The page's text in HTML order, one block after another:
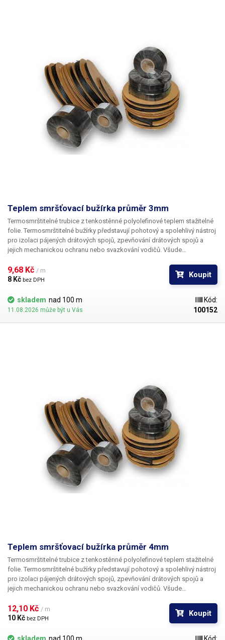
Teplem smršťovací bužírka průměr 3mm
Termosmrštitelné trubice z tenkostěnné polyolefinové teplem stažitelné
folie. Termosmrštitelné bužírky představují pohotový a spolehlivý nástroj
pro izolaci pájených drátových spojů, zpevňování drátových spojů a
jejich mechanickou ochranu nebo svazkování vodičů. Všude
elektrikářská izolační páska je nyní možné nasadit teplem smrštitelné
fólie.
9,68 Kč / m
8 Kč bez DPH
Koupit
skladem nad 100 m
11.08.2026 může být u Vás
Kód:
100152
Teplem smršťovací bužírka průměr 4mm
Termosmrštitelné trubice z tenkostěnné polyolefinové teplem stažitelné
folie. Termosmrštitelné bužírky představují pohotový a spolehlivý nástroj
pro izolaci pájených drátových spojů, zpevňování drátových spojů a
jejich mechanickou ochranu nebo svazkování vodičů. Všude
elektrikářská izolační páska je nyní možné nasadit teplem smrštitelné
fólie.
12,10 Kč / m
10 Kč bez DPH
Koupit